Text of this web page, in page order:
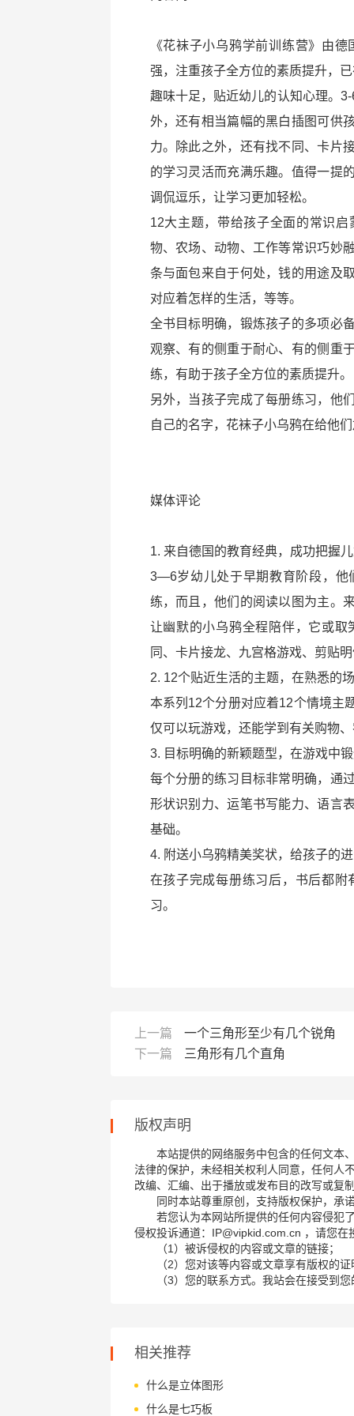
《花袜子小乌鸦学前训练营》由
强，注重孩子全方位的素质提升，
趣味十足，贴近幼儿的认知心理。
外，还有相当篇幅的黑白插图可供
力。除此之外，还有找不同、卡片
的学习灵活而充满乐趣。值得一提
调侃逗乐，让学习更加轻松。
12大主题，带给孩子全面的常识
物、农场、动物、工作等常识巧妙
条与面包来自于何处，钱的用途及
对应着怎样的生活，等等。
全书目标明确，锻炼孩子的多项必
观察、有的侧重于耐心、有的侧
练，有助于孩子全方位的素质提升。
另外，当孩子完成了每册练习，他
自己的名字，花袜子小乌鸦在给他
媒体评论
1. 来自德国的教育经典，成功把握
3—6岁幼儿处于早期教育阶段，他
练，而且，他们的阅读以图为主。
让幽默的小乌鸦全程陪伴，它或
同、卡片接龙、九宫格游戏、剪贴
2. 12个贴近生活的主题，在熟悉的
本系列12个分册对应着12个情境主
仅可以玩游戏，还能学到有关购物
3. 目标明确的新颖题型，在游戏中
每个分册的练习目标非常明确，通
形状识别力、运笔书写能力、语言
基础。
4. 附送小乌鸦精美奖状，给孩子的
在孩子完成每册练习后，书后都
习。
上一篇
一个三角形至少有几个锐角
下一篇
三角形有几个直角
版权声明
本站提供的网络服务中包含的任何文本
法律的保护，未经相关权利人同意，任何人
改编、汇编、出于播放或发布目的改写或复
同时本站尊重原创，支持版权保护，承
若您认为本网站所提供的任何内容侵犯
侵权投诉通道：IP@vipkid.com.cn ，请您在
（1）被诉侵权的内容或文章的链接；
（2）您对该等内容或文章享有版权的
（3）您的联系方式。我站会在接受到
相关推荐
什么是立体图形
什么是七巧板